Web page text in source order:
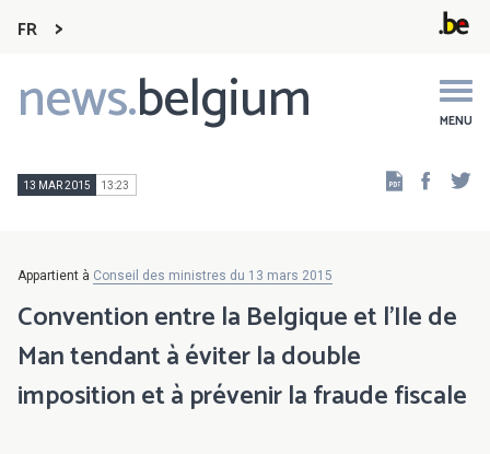
FR
news.belgium MENU
Main
navigation
13 MAR 2015 13:23
Appartient à Conseil des ministres du 13 mars 2015
Convention entre la Belgique et l’Ile de
Man tendant à éviter la double
imposition et à prévenir la fraude fiscale